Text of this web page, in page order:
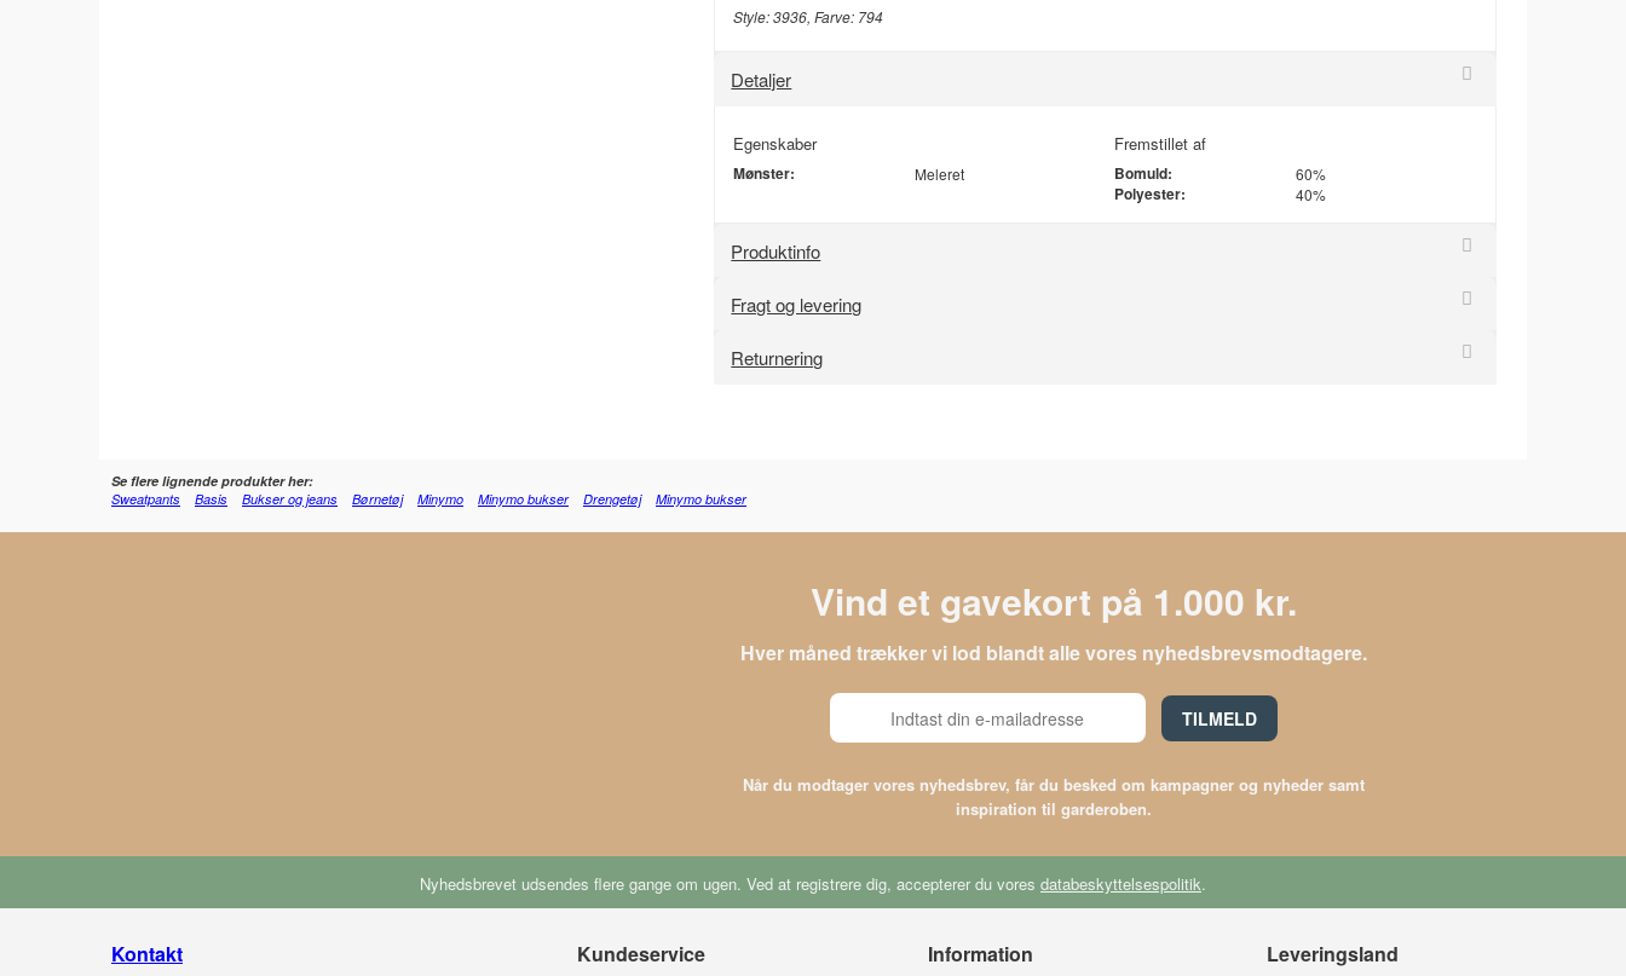
Style: 3936, Farve: 794
Detaljer
Egenskaber
Mønster: Meleret
Fremstillet af
Bomuld: 60%
Polyester: 40%
Produktinfo
Fragt og levering
Returnering
Se flere lignende produkter her:
Sweatpants
Basis Bukser og jeans Børnetøj Minymo Minymo bukser Drengetøj Minymo bukser
Vind et gavekort på 1.000 kr.
Hver måned trækker vi lod blandt alle vores nyhedsbrevsmodtagere.
TILMELD
Når du modtager vores nyhedsbrev, får du besked om kampagner og nyheder samt
inspiration til garderoben.
Nyhedsbrevet udsendes flere gange om ugen. Ved at registrere dig, accepterer du vores databeskyttelsespolitik.
Kontakt Kundeservice Information Leveringsland